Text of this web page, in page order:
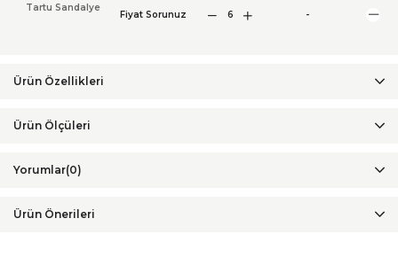
Tartu Sandalye
Fiyat Sorunuz -
Ürün Özellikleri
Yorumlar(0)
Ürün Önerileri